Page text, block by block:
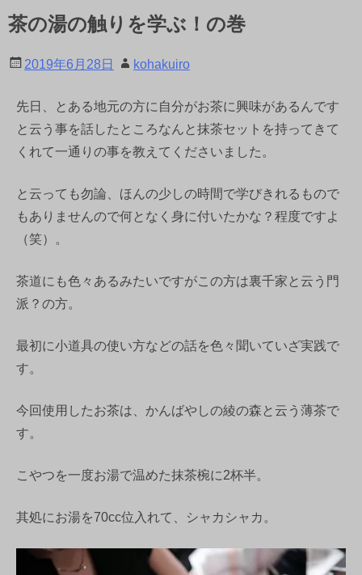
茶の湯の触りを学ぶ！の巻
2019年6月28日 kohakuiro
先日、とある地元の方に自分がお茶に興味があるんです
と云う事を話したところなんと抹茶セットを持ってきて
くれて一通りの事を教えてくださいました。
と云っても勿論、ほんの少しの時間で学びきれるもので
もありませんので何となく身に付いたかな？程度ですよ
（笑）。
茶道にも色々あるみたいですがこの方は裏千家と云う門
派？の方。
最初に小道具の使い方などの話を色々聞いていざ実践で
す。
今回使用したお茶は、かんばやしの綾の森と云う薄茶で
す。
こやつを一度お湯で温めた抹茶椀に2杯半。
其処にお湯を70cc位入れて、シャカシャカ。